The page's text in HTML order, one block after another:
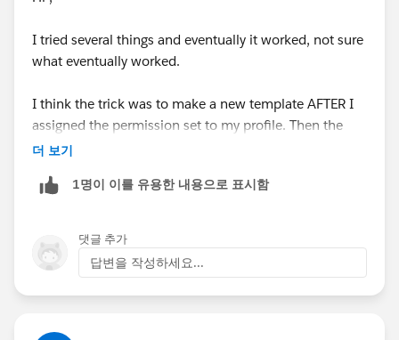
I tried several things and eventually it worked, not sure
what eventually worked.
I think the trick was to make a new template AFTER I
assigned the permission set to my profile. Then the
button becomes visible.
더 보기
1명이 이를 유용한 내용으로 표시함
댓글 추가
답변을 작성하세요...